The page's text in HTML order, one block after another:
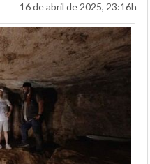
16 de abril de 2025, 23:16h